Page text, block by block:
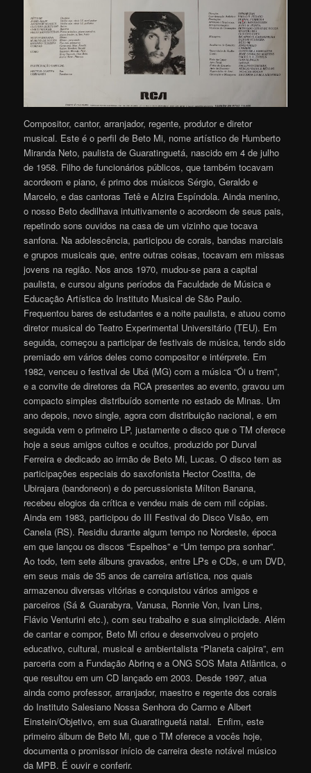
Compositor, cantor, arranjador, regente, produtor e diretor
musical. Este é o perfil de Beto Mi, nome artístico de Humberto
Miranda Neto, paulista de Guaratinguetá, nascido em 4 de julho
de 1958. Filho de funcionários públicos, que também tocavam
acordeom e piano, é primo dos músicos Sérgio, Geraldo e
Marcelo, e das cantoras Tetê e Alzira Espíndola. Ainda menino,
o nosso Beto dedilhava intuitivamente o acordeom de seus pais,
repetindo sons ouvidos na casa de um vizinho que tocava
sanfona. Na adolescência, participou de corais, bandas marciais
e grupos musicais que, entre outras coisas, tocavam em missas
jovens na região. Nos anos 1970, mudou-se para a capital
paulista, e cursou alguns períodos da Faculdade de Música e
Educação Artística do Instituto Musical de São Paulo.
Frequentou bares de estudantes e a noite paulista, e atuou como
diretor musical do Teatro Experimental Universitário (TEU). Em
seguida, começou a participar de festivais de música, tendo sido
premiado em vários deles como compositor e intérprete. Em
1982, venceu o festival de Ubá (MG) com a música “Ói u trem”,
e a convite de diretores da RCA presentes ao evento, gravou um
compacto simples distribuído somente no estado de Minas. Um
ano depois, novo single, agora com distribuição nacional, e em
seguida vem o primeiro LP, justamente o disco que o TM oferece
hoje a seus amigos cultos e ocultos, produzido por Durval
Ferreira e dedicado ao irmão de Beto Mi, Lucas. O disco tem as
participações especiais do saxofonista Hector Costita, de
Ubirajara (bandoneon) e do percussionista Mílton Banana,
recebeu elogios da crítica e vendeu mais de cem mil cópias.
Ainda em 1983, participou do III Festival do Disco Visão, em
Canela (RS). Residiu durante algum tempo no Nordeste, época
em que lançou os discos “Espelhos” e “Um tempo pra sonhar”.
Ao todo, tem sete álbuns gravados, entre LPs e CDs, e um DVD,
em seus mais de 35 anos de carreira artística, nos quais
armazenou diversas vitórias e conquistou vários amigos e
parceiros (Sá & Guarabyra, Vanusa, Ronnie Von, Ivan Lins,
Flávio Venturini etc.), com seu trabalho e sua simplicidade. Além
de cantar e compor, Beto Mi criou e desenvolveu o projeto
educativo, cultural, musical e ambientalista “Planeta caipira”, em
parceria com a Fundação Abrinq e a ONG SOS Mata Atlântica, o
que resultou em um CD lançado em 2003. Desde 1997, atua
ainda como professor, arranjador, maestro e regente dos corais
do Instituto Salesiano Nossa Senhora do Carmo e Albert
Einstein/Objetivo, em sua Guaratinguetá natal. Enfim, este
primeiro álbum de Beto Mi, que o TM oferece a vocês hoje,
documenta o promissor início de carreira deste notável músico
da MPB. É ouvir e conferir.